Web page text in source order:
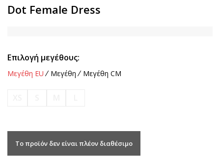
Dot Female Dress
Επιλογή μεγέθους:
Μεγέθη EU Μεγέθη Μεγέθη CM
Το προϊόν δεν είναι πλέον διαθέσιμο